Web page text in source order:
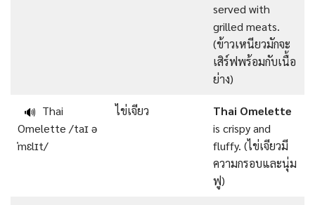
served with
grilled meats.
(ข้าวเหนียวมักจะ
เสิร์ฟพร้อมกับเนื้อ
ย่าง)
🔊 Thai
Omelette /taɪ ə
ˈmɛlɪt/
ไข่เจียว
Thai Omelette
is crispy and
fluffy. (ไข่เจียวมี
ความกรอบและนุ่ม
ฟู)